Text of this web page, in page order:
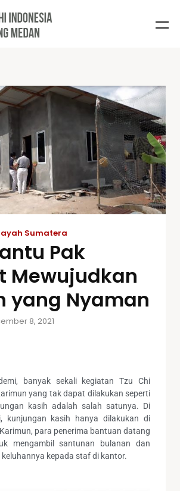
Sumatera
Pak
Mewujudkan
yang Nyaman
8, 2021
banyak sekali kegiatan Tzu Chi
yang tak dapat dilakukan seperti
kasih adalah salah satunya. Di
kunjungan kasih hanya dilakukan di
para penerima bantuan datang
mengambil santunan bulanan dan
kepada staf di kantor.